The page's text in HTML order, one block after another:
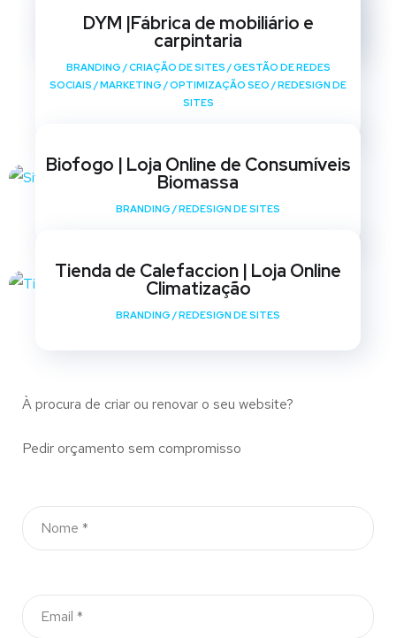
SITES
DYM |Fábrica de mobiliário e
carpintaria
BRANDING /CRIAÇÃO DE SITES /GESTÃO DE REDES
SOCIAIS /MARKETING /OPTIMIZAÇÃO SEO /REDESIGN DE
SITES
Biofogo | Loja Online de Consumíveis
Biomassa
BRANDING /REDESIGN DE SITES
Tienda de Calefaccion | Loja Online
Climatização
BRANDING /REDESIGN DE SITES
À procura de criar ou renovar o seu website?
Pedir orçamento sem compromisso